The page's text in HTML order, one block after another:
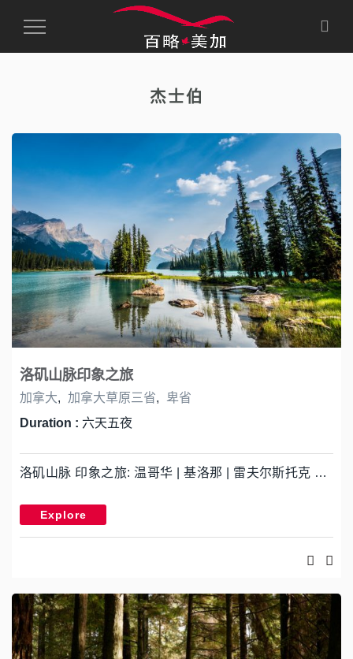
Toggle
杰士伯
洛矶山脉印象之旅
加拿大, 加拿大草原三省,
卑省
Duration : 六天五夜
洛矶山脉 印象之旅: 温哥华 | 基洛那 | 雷夫尔斯托克 …
Explore